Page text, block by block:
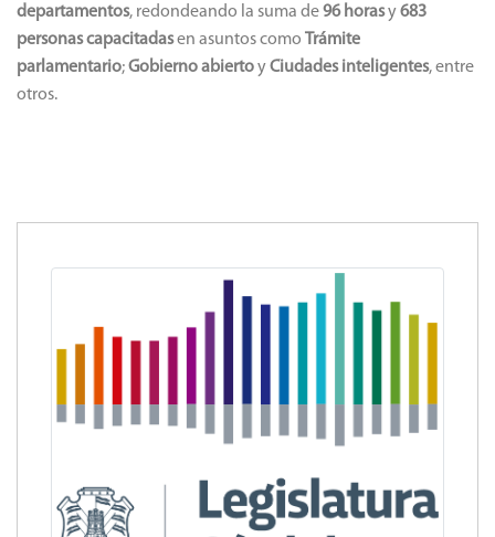
departamentos, redondeando la suma de96 horasy683
personas capacitadasen asuntos como Trámite
parlamentario;Gobierno abiertoyCiudades inteligentes, entre
otros.